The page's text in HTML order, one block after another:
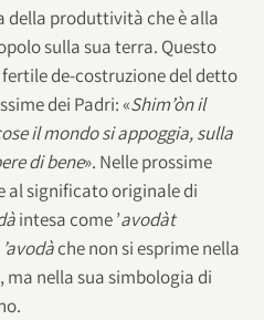
della produttività che è alla
sulla sua terra. Questo
de-costruzione del detto
dei Padri: «Shim’òn il
il mondo si appoggia, sulla
di bene». Nelle prossime
al significato originale di
intesa come ’avodàt
’avodàche non si esprime nella
ma nella sua simbologia di